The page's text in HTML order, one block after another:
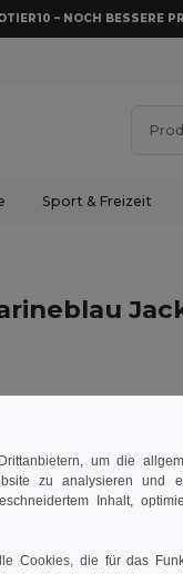
– NOCH BESSERE
Sport & Freizeit
um die
zu analysieren und
Inhalt,
Cookies, die für das